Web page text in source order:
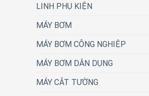
LINH PHỤ KIỆN
MÁY BƠM
MÁY BƠM CÔNG NGHIỆP
MÁY BƠM DÂN DỤNG
MÁY CẮT TƯỜNG